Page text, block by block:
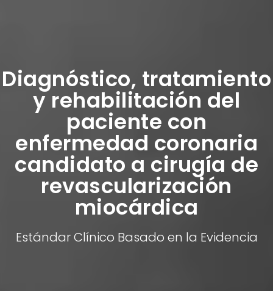
Diagnóstico, tratamiento
y rehabilitación del
paciente con
enfermedad coronaria
candidato a cirugía de
revascularización
miocárdica
Estándar Clínico Basado en la Evidencia